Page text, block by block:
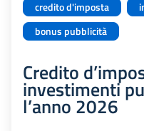
credito d'imposta
bonus pubblicità
Credito
investimenti
l’anno 2026